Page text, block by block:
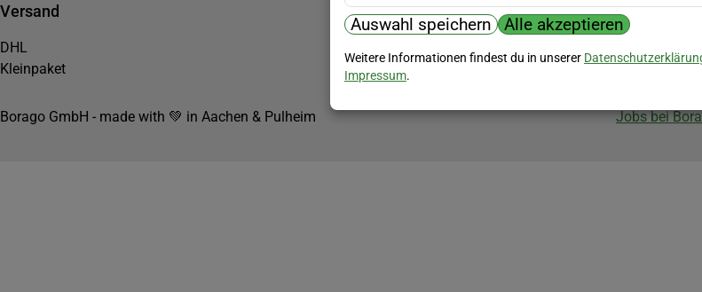
Versand
DHL
Kleinpaket
Borago GmbH - made with 💚 in Aachen & Pulheim Jobs bei
Auswahl speichern Alle akzeptieren
Weitere Informationen findest du in unserer
Impressum.